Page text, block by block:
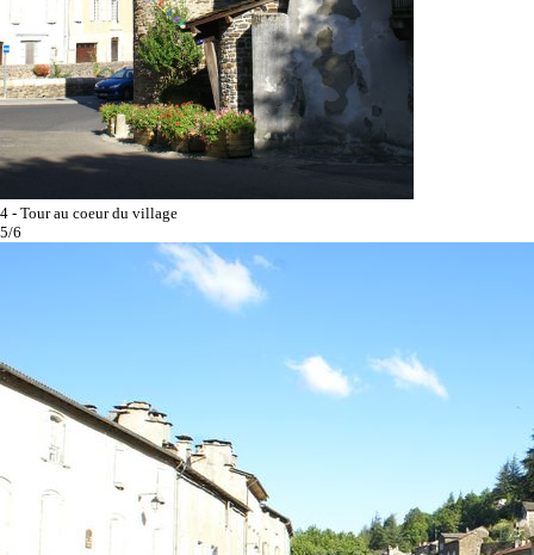
4 - Tour au coeur du village
5/6